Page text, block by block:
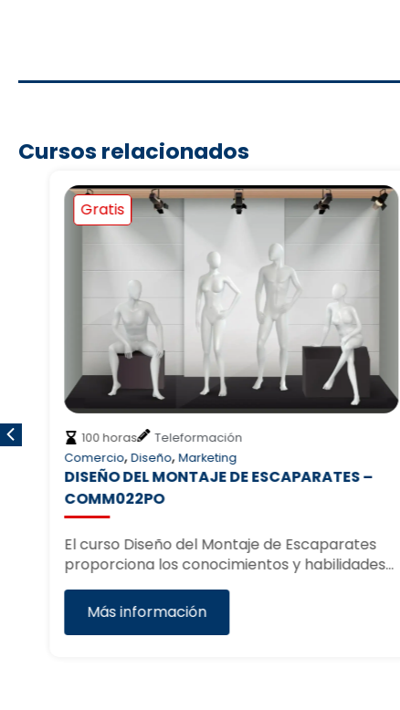
Cursos relacionados
Gratis
100 horas
Teleformación
Comercio, Diseño, Marketing
DISEÑO DEL MONTAJE DE ESCAPARATES –
COMM022PO
El curso Diseño del Montaje de Escaparates
proporciona los conocimientos y habilidades…
Más información